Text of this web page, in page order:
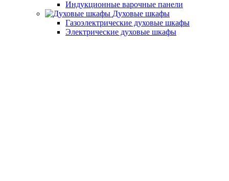
Индукционные варочные панели
Духовые шкафы
Газоэлектрические духовые шкафы
Электрические духовые шкафы